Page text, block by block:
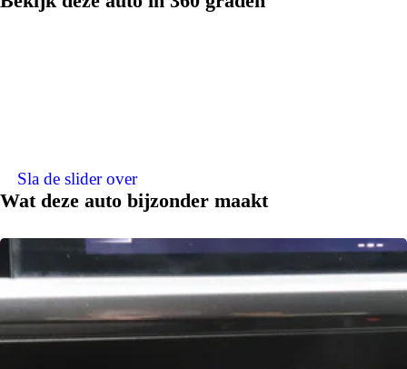
Wat deze auto bijzonder maakt
Sla de slider over